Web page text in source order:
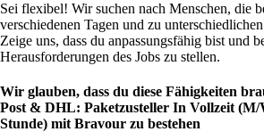
Sei flexibel! Wir suchen nach Menschen, die
verschiedenen Tagen und zu
Zeige uns, dass du anpassungsfähig bist und
Herausforderungen des Jobs zu stellen.
Wir glauben, dass du diese Fähigkeiten
Post & DHL: Paketzusteller In Vollzeit
Stunde) mit Bravour zu bestehen